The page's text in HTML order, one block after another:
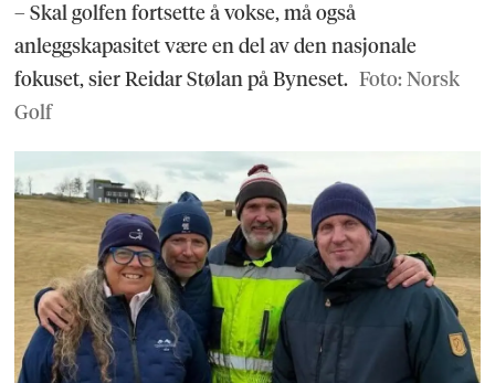
– Skal golfen fortsette å vokse, må også
anleggskapasitet være en del av den nasjonale
fokuset, sier Reidar Stølan på Byneset. Foto: Norsk
Golf